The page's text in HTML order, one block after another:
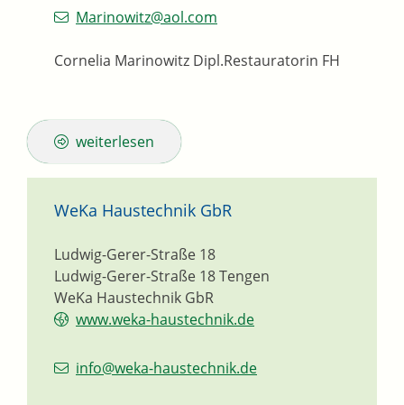
Marinowitz@aol.com
Cornelia Marinowitz Dipl.Restauratorin FH
weiterlesen
WeKa Haustechnik GbR
WeKa Haustechnik GbR
Ludwig-Gerer-Straße 18
Ludwig-Gerer-Straße 18Tengen
www.weka-haustechnik.de
info@weka-haustechnik.de